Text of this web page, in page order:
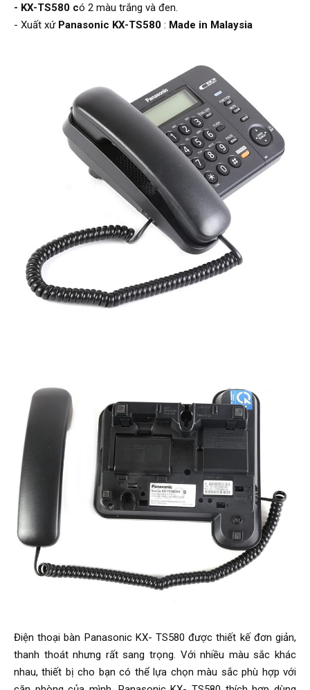
- KX-TS580 có 2 màu trắng và đen.
- Xuất xứ Panasonic KX-TS580 : Made in Malaysia
Điện thoại bàn Panasonic KX- TS580 được thiết kế đơn giản,
thanh thoát nhưng rất sang trọng. Với nhiều màu sắc khác
nhau, thiết bị cho bạn có thể lựa chọn màu sắc phù hợp với